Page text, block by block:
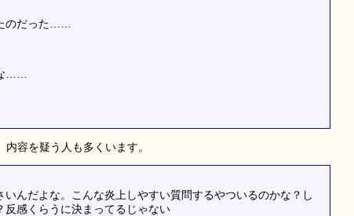
のだった……
……
容を疑う人も多くいます。
いんだよな。こんな炎上しやすい質問するやついるのかな？し
感くらうに決まってるじゃない